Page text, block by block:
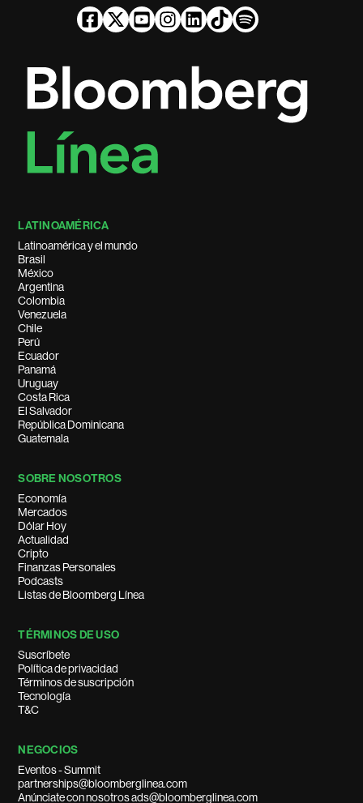
LATINOAMÉRICA
Latinoamérica y el mundo
Brasil
México
Argentina
Colombia
Venezuela
Chile
Perú
Ecuador
Panamá
Uruguay
Costa Rica
El Salvador
República Dominicana
Guatemala
SOBRE NOSOTROS
Economía
Mercados
Dólar Hoy
Actualidad
Cripto
Finanzas Personales
Podcasts
Listas de Bloomberg Línea
TÉRMINOS DE USO
Suscríbete
Política de privacidad
Términos de suscripción
Tecnología
T&C
NEGOCIOS
Eventos - Summit
partnerships@bloomberglinea.com
Anúnciate con nosotros ads@bloomberglinea.com